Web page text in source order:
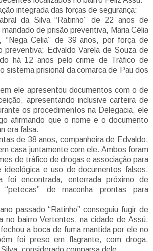
integrada das forças de segurança:
da Silva “Ratinho” de 22 anos de
de prisão preventiva, Maria Célia
“Nega Celia” de 39 anos, por força de
preventiva; Edvaldo Varela de Souza de
há 12 anos pelo crime de Tráfico de
sistema prisional da comarca de Pau dos
ele apresentou documentos com o de
apresentando inclusive carteira de
os procedimentos na Delegacia, ele
afirmando que o nome e o documento
era falsa.
de 38 anos, companheira de Edvaldo,
casa juntamente com ele. Ambos foram
de tráfico de drogas e associação para
ideológica e uso de documentos falsos.
foi encontrada, enterrada próximo de
“petecas” de maconha prontas para
passado “Ratinho” conseguiu fugir de
no bairro Vertentes, na cidade de Assú.
a boca de fuma mantida por ele no
foi preso em flagrante, com droga,